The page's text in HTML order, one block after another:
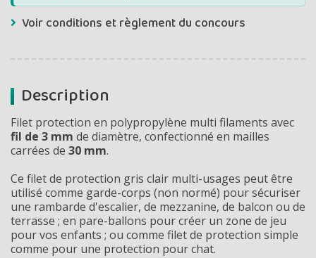
Voir conditions et règlement du concours
Description
Filet protection en polypropylène multi filaments avec
fil de 3 mm de diamètre, confectionné en mailles
carrées de 30 mm.
Ce filet de protection gris clair multi-usages peut être
utilisé comme garde-corps (non normé) pour sécuriser
une rambarde d'escalier, de mezzanine, de balcon ou de
terrasse ; en pare-ballons pour créer un zone de jeu
pour vos enfants ; ou comme filet de protection simple
comme pour une protection pour chat.